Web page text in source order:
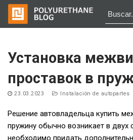
contenido
Установка
проставок в
23.03.2023 Instalación de autopartes
Решение автовладельца купить
пружину обычно возникает в двух
необходимо придать